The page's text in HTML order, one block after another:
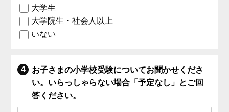
大学生
大学院生・社会人以上
いない
お子さまの小学校受験についてお聞かせくださ
い。いらっしゃらない場合「予定なし」とご回
答ください。